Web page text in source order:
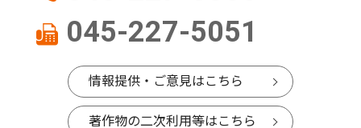
045-227-5051
情報提供・ご意見はこちら
著作物の二次利用等はこちら